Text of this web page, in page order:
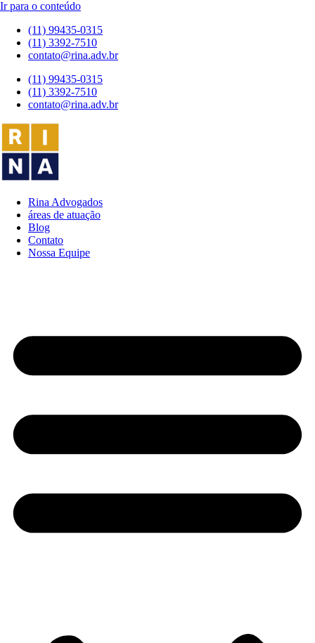
Ir para o conteúdo
(11) 99435-0315
(11) 3392-7510
contato@rina.adv.br
(11) 99435-0315
(11) 3392-7510
contato@rina.adv.br
Rina Advogados
áreas de atuação
Blog
Contato
Nossa Equipe